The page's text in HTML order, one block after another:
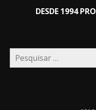
DESDE 1994
Pesquisar
por: